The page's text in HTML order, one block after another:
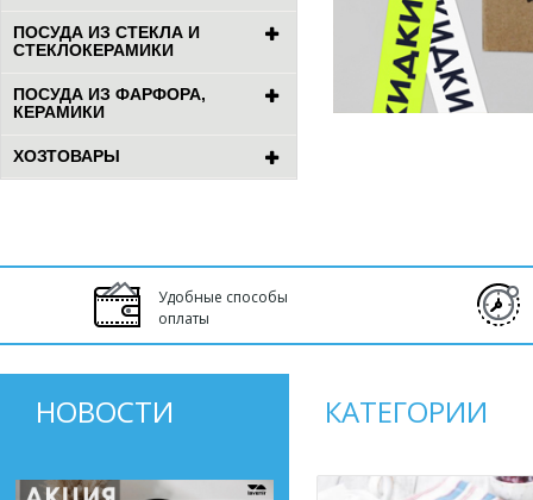
ПОСУДА ИЗ СТЕКЛА И
СТЕКЛОКЕРАМИКИ
ПОСУДА ИЗ ФАРФОРА,
КЕРАМИКИ
ХОЗТОВАРЫ
Удобные способы
оплаты
НОВОСТИ КАТЕГОРИИ